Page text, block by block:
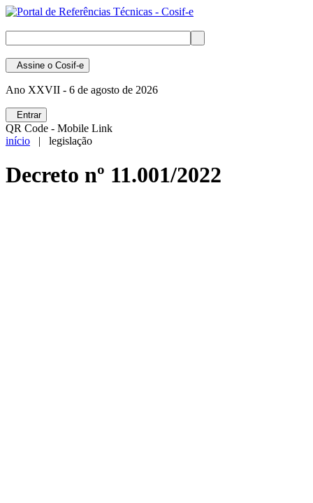
Assine o Cosif-e
Ano XXVII - 6 de agosto de 2026
Entrar
QR Code - Mobile Link
início | legislação
Decreto nº 11.001/2022